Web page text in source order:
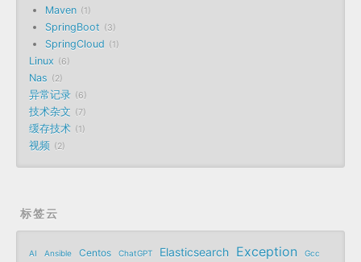
Maven 1
SpringBoot 3
SpringCloud 1
Linux 6
Nas 2
异常记录 6
技术杂文 7
缓存技术 1
视频 2
标签云
AI Ansible Centos ChatGPT Elasticsearch Exception Gcc